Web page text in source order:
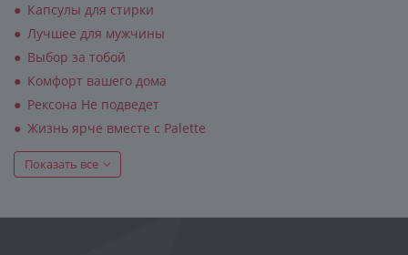
Капсулы для стирки
Лучшее для мужчины
Выбор за тобой
Комфорт вашего дома
Рексона Не подведет
Жизнь ярче вместе с Palette
Показать все